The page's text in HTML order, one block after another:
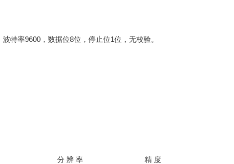
波特率9600 ，数据位8位，停止位1位，无校验。
分 辨 率 精 度